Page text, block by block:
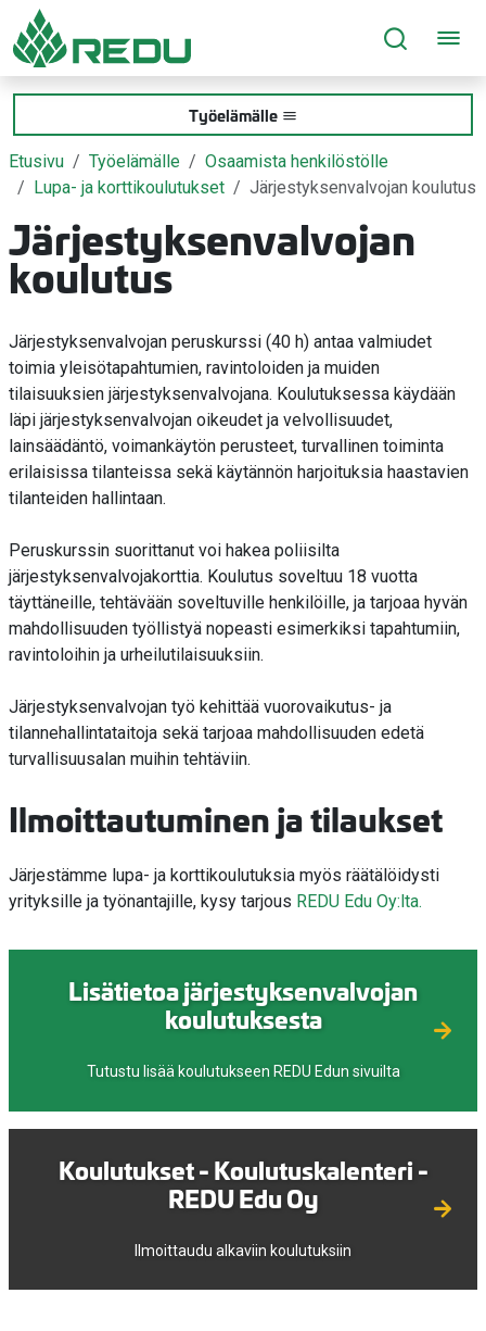
Siirry sivusisältöön
Työelämälle
Etusivu Työelämälle
Osaamista henkilöstölle
Lupa- ja korttikoulutukset
Järjestyksenvalvojan koulutus
Järjestyksenvalvojan
koulutus
Järjestyksenvalvojan peruskurssi (40 h) antaa valmiudet
toimia yleisötapahtumien, ravintoloiden ja muiden
tilaisuuksien järjestyksenvalvojana. Koulutuksessa käydään
läpi järjestyksenvalvojan oikeudet ja velvollisuudet,
lainsäädäntö, voimankäytön perusteet, turvallinen toiminta
erilaisissa tilanteissa sekä käytännön harjoituksia haastavien
tilanteiden hallintaan.
Peruskurssin suorittanut voi hakea poliisilta
järjestyksenvalvojakorttia. Koulutus soveltuu 18 vuotta
täyttäneille, tehtävään soveltuville henkilöille, ja tarjoaa hyvän
mahdollisuuden työllistyä nopeasti esimerkiksi tapahtumiin,
ravintoloihin ja urheilutilaisuuksiin.
Järjestyksenvalvojan työ kehittää vuorovaikutus- ja
tilannehallintataitoja sekä tarjoaa mahdollisuuden edetä
turvallisuusalan muihin tehtäviin.
Ilmoittautuminen ja tilaukset
Järjestämme lupa- ja korttikoulutuksia myös räätälöidysti
yrityksille ja työnantajille, kysy tarjous REDU Edu Oy:lta.
Lisätietoa järjestyksenvalvojan
koulutuksesta
Tutustu lisää koulutukseen REDU Edun sivuilta
Koulutukset - Koulutuskalenteri -
REDU Edu Oy
Ilmoittaudu alkaviin koulutuksiin